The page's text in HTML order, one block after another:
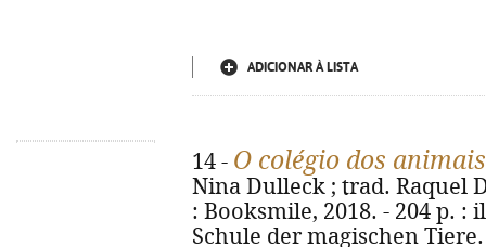
ADICIONAR À LISTA
14 - O colégio dos
Nina Dulleck ; trad. Raquel
: Booksmile, 2018. - 204 p. :
Schule der magischen Tiere.